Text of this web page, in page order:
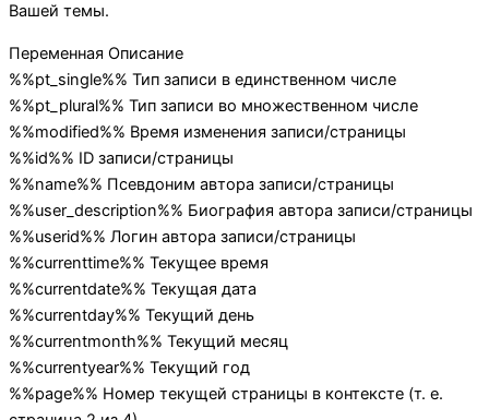
Вашей темы.
Переменная Описание
%%pt_single%% Тип записи в единственном числе
%%pt_plural%% Тип записи во множественном числе
%%modified%% Время изменения записи/страницы
%%id%% ID записи/страницы
%%name%% Псевдоним автора записи/страницы
%%user_description%% Биография автора записи/страницы
%%userid%% Логин автора записи/страницы
%%currenttime%% Текущее время
%%currentdate%% Текущая дата
%%currentday%% Текущий день
%%currentmonth%% Текущий месяц
%%currentyear%% Текущий год
%%page%% Номер текущей страницы в контексте (т. е.